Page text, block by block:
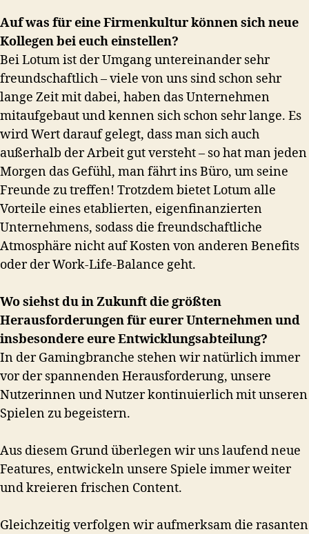
Auf was für eine Firmenkultur können sich neue
Kollegen bei euch einstellen?
Bei Lotum ist der Umgang untereinander sehr
freundschaftlich – viele von uns sind schon sehr
lange Zeit mit dabei, haben das Unternehmen
mitaufgebaut und kennen sich schon sehr lange. Es
wird Wert darauf gelegt, dass man sich auch
außerhalb der Arbeit gut versteht – so hat man jeden
Morgen das Gefühl, man fährt ins Büro, um seine
Freunde zu treffen! Trotzdem bietet Lotum alle
Vorteile eines etablierten, eigenfinanzierten
Unternehmens, sodass die freundschaftliche
Atmosphäre nicht auf Kosten von anderen Benefits
oder der Work-Life-Balance geht.
Wo siehst du in Zukunft die größten
Herausforderungen für eurer Unternehmen und
insbesondere eure Entwicklungsabteilung?
In der Gamingbranche stehen wir natürlich immer
vor der spannenden Herausforderung, unsere
Nutzerinnen und Nutzer kontinuierlich mit unseren
Spielen zu begeistern.
Aus diesem Grund überlegen wir uns laufend neue
Features, entwickeln unsere Spiele immer weiter
und kreieren frischen Content.
Gleichzeitig verfolgen wir aufmerksam die rasanten